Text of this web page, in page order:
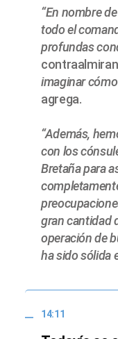
“En nombre
todo el
profundas
imaginar
agrega.
“Además,
con los
Bretaña para
gran cantidad
operación de
ha sido sólida
14:11